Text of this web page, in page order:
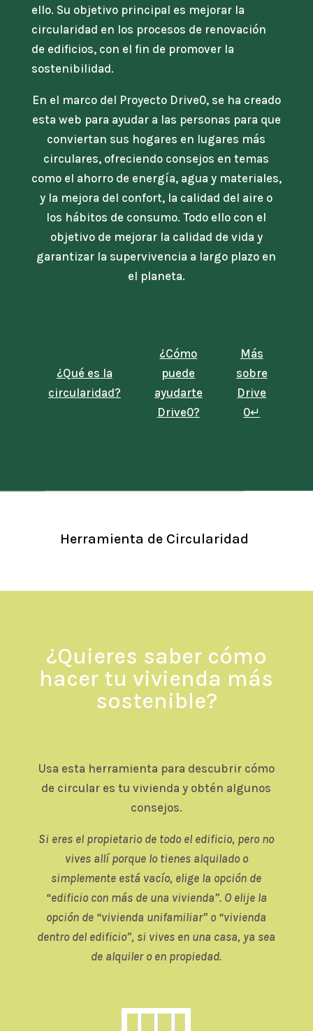
ello. Su objetivo principal es mejorar la
circularidad en los procesos de renovación
de edificios, con el fin de promover la
sostenibilidad.
En el marco del Proyecto Drive0, se ha creado
esta web para ayudar a las personas para que
conviertan sus hogares en lugares más
circulares, ofreciendo consejos en temas
como el ahorro de energía, agua y materiales,
y la mejora del confort, la calidad del aire o
los hábitos de consumo. Todo ello con el
objetivo de mejorar la calidad de vida y
garantizar la supervivencia a largo plazo en
el planeta.
¿Qué es la
circularidad?
¿Cómo
puede
ayudarte
Drive0?
Más
sobre
Drive
0↵
Herramienta de Circularidad
¿Quieres saber cómo
hacer tu vivienda más
sostenible?
Usa esta herramienta para descubrir cómo
de circular es tu vivienda y obtén algunos
consejos.
Si eres el propietario de todo el edificio, pero no
vives allí porque lo tienes alquilado o
simplemente está vacío, elige la opción de
“edificio con más de una vivienda”. O elije la
opción de “vivienda unifamiliar” o “vivienda
dentro del edificio”, si vives en una casa, ya sea
de alquiler o en propiedad.